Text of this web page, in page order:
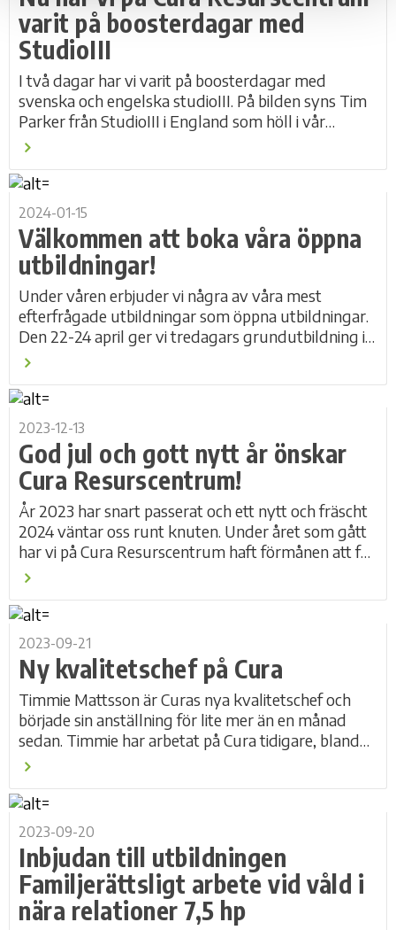
varit på boosterdagar med
StudioIII
I två dagar har vi varit på boosterdagar med
svenska och engelska studioIII. På bilden syns Tim
Parker från StudioIII i England som höll i vår
grundutbildning 2017, tillsammans med svenska...
2024-01-15
Välkommen att boka våra öppna
utbildningar!
Under våren erbjuder vi några av våra mest
efterfrågade utbildningar som öppna utbildningar.
Den 22-24 april ger vi tredagars grundutbildning i
tydliggörande pedagogik. Vid detta tillfället...
2023-12-13
God jul och gott nytt år önskar
Cura Resurscentrum!
År 2023 har snart passerat och ett nytt och fräscht
2024 väntar oss runt knuten. Under året som gått
har vi på Cura Resurscentrum haft förmånen att få
träffa och utbilda medarbetare...
2023-09-21
Ny kvalitetschef på Cura
Timmie Mattsson är Curas nya kvalitetschef och
började sin anställning för lite mer än en månad
sedan. Timmie har arbetat på Cura tidigare, bland
annat som verksamhetschef för HVB...
2023-09-20
Inbjudan till utbildningen
Familjerättsligt arbete vid våld i
nära relationer 7,5 hp